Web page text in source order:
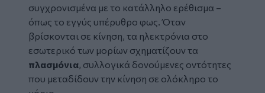
συγχρονισμένα με το κατάλληλο ερέθισμα –
όπως το εγγύς υπέρυθρο φως. Όταν
βρίσκονται σε κίνηση, τα ηλεκτρόνια στο
εσωτερικό των μορίων σχηματίζουν τα
πλασμόνια, συλλογικά δονούμενες οντότητες
που μεταδίδουν την κίνηση σε ολόκληρο το